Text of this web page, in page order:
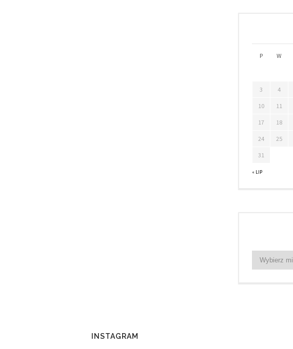
P W
« LIP
3 4
10 11
17 18
24 25
31
INSTAGRAM